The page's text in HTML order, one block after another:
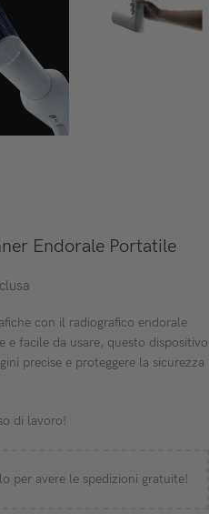
Endorale Portatile
con il radiografico endorale
e facile da usare, questo dispositivo
precise e proteggere la sicurezza
di lavoro!
per avere le spedizioni gratuite!